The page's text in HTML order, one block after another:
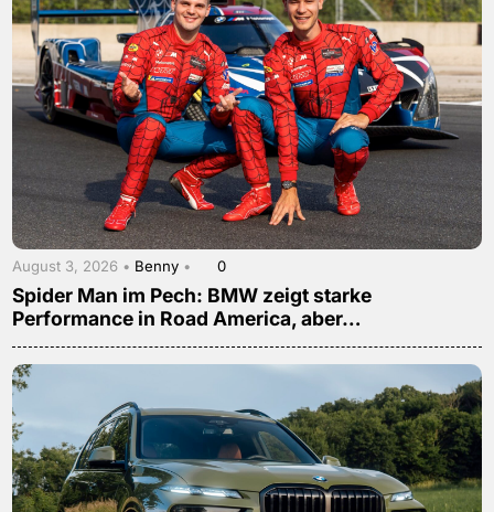
August 3, 2026 • Benny • 0
Spider Man im Pech: BMW zeigt starke
Performance in Road America, aber…